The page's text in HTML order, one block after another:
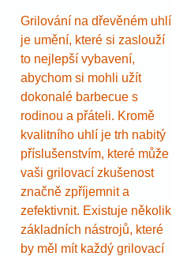
Grilování na dřevěném uhlí
je umění, které si zaslouží
to nejlepší vybavení,
abychom si mohli užít
dokonalé barbecue s
rodinou a přáteli. Kromě
kvalitního uhlí je trh nabitý
příslušenstvím, které může
vaši grilovací zkušenost
značně zpříjemnit a
zefektivnit. Existuje několik
základních nástrojů, které
by měl mít každý grilovací